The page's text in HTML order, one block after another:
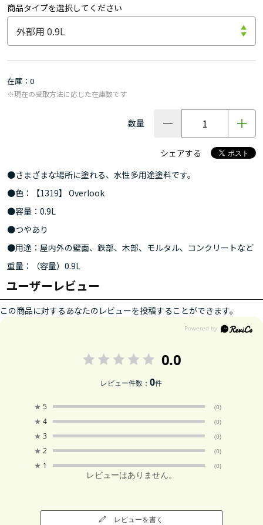
商品タイプを選択してください
在庫 0
※現在の受取方法に応じた在庫数です
数量
シェアする
●さまざまな場所に塗れる、水性多用途塗料です。
●色：【1319】 Overlook
●容量：0.9L
●つやあり
●用途：屋内外の壁面、鉄部、木部、モルタル、コンクリートなど
重量：（容量）0.9L
ユーザーレビュー
この商品に対するあなたのレビューを投稿することができます。
0.0
レビュー件数：0件
★ 5 (0)
★ 4 (0)
★ 3 (0)
★ 2 (0)
★ 1 (0)
レビューはありません。
レビューを書く